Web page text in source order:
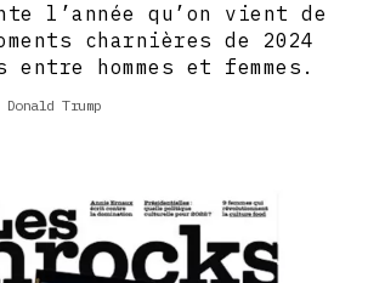
l’année qu’on vient de
charnières de 2024
hommes et femmes.
Donald Trump